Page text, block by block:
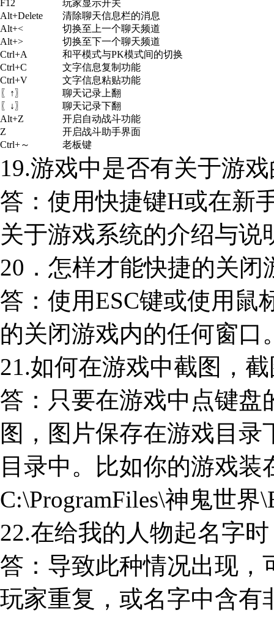
F12
玩家显示开关
Alt+Delete
清除聊天信息栏的消息
Alt+<
切换至上一个聊天频道
Alt+>
切换至下一个聊天频道
Ctrl+A
和平模式与PK模式间的切换
Ctrl+C
文字信息复制功能
Ctrl+V
文字信息粘贴功能
〖↑〗
聊天记录上翻
〖↓〗
聊天记录下翻
Alt+Z
开启自动战斗功能
Z
开启战斗助手界面
Ctrl+～
老板键
19.游戏中是否有关于游
答：使用快捷键H或在新
关于游戏系统的介绍与说
20．怎样才能快捷的关
答：使用ESC键或使用鼠
的关闭游戏内的任何窗口
21.如何在游戏中截图，
答：只要在游戏中点键盘
图，图片保存在游戏目录
目录中。比如你的游戏装
C:\ProgramFiles\神鬼世界
22.在给我的人物起名字
答：导致此种情况出现，
玩家重复，或名字中含有